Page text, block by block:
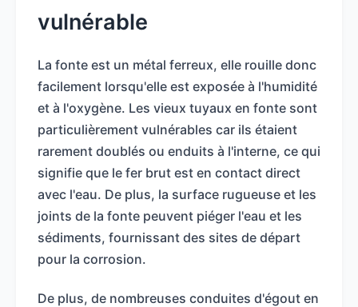
vulnérable
La fonte est un métal ferreux, elle rouille donc
facilement lorsqu'elle est exposée à l'humidité
et à l'oxygène. Les vieux tuyaux en fonte sont
particulièrement vulnérables car ils étaient
rarement doublés ou enduits à l'interne, ce qui
signifie que le fer brut est en contact direct
avec l'eau. De plus, la surface rugueuse et les
joints de la fonte peuvent piéger l'eau et les
sédiments, fournissant des sites de départ
pour la corrosion.
De plus, de nombreuses conduites d'égout en